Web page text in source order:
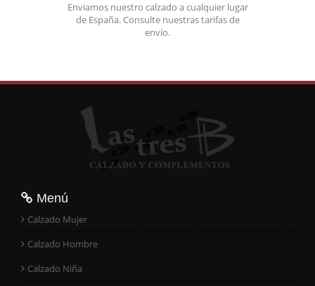
Enviamos nuestro calzado a cualquier lugar
de España. Consulte nuestras tarifas de
envío.
Menú
Calzado Mujer
Calzado Hombre
Calzado Niña